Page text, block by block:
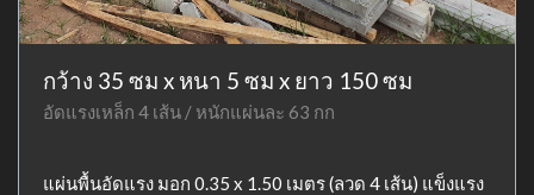
กว้าง 35 ซม x หนา 5 ซม x ยาว 150 ซม
อัดแรงเหล็ก 4 เส้น / หนักแผ่นละ 63 กก
แผ่นพื้นอัดแรง มอก 0.35 x 1.50 เมตร (ลวด 4 เส้น) แข็งแรง